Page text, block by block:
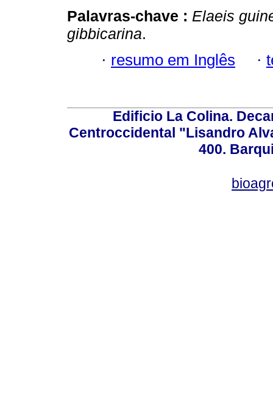
Palavras-chave : Elaeis
gibbicarina.
· resumo em Inglês ·
Edificio La Colina.
Centroccidental "Lisandro
400.